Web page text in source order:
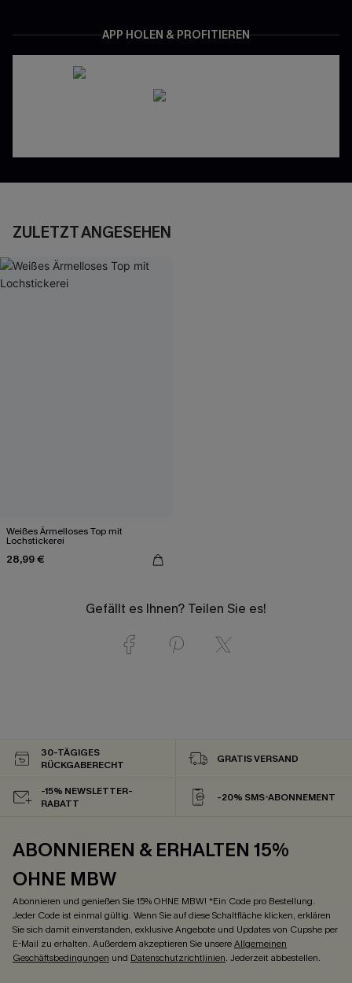
APP HOLEN & PROFITIEREN
ZULETZT ANGESEHEN
Weißes Ärmelloses Top mit
Lochstickerei
28,99 €
Gefällt es Ihnen? Teilen Sie es!
30-TÄGIGES
RÜCKGABERECHT
GRATIS VERSAND
-15% NEWSLETTER-
RABATT
-20% SMS-ABONNEMENT
ABONNIEREN & ERHALTEN 15%
OHNE MBW
Abonnieren und genießen Sie 15% OHNE MBW! *Ein Code pro Bestellung.
Jeder Code ist einmal gültig. Wenn Sie auf diese Schaltfläche klicken, erklären
Sie sich damit einverstanden, exklusive Angebote und Updates von Cupshe per
E-Mail zu erhalten. Außerdem akzeptieren Sie unsereAllgemeinen
Geschäftsbedingungen und Datenschutzrichtlinien. Jederzeit abbestellen.